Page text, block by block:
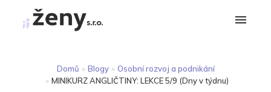
Domů » Blogy » Osobní rozvoj a podnikání
» MINIKURZ ANGLIČTINY: LEKCE 5/9 (Dny v týdnu)